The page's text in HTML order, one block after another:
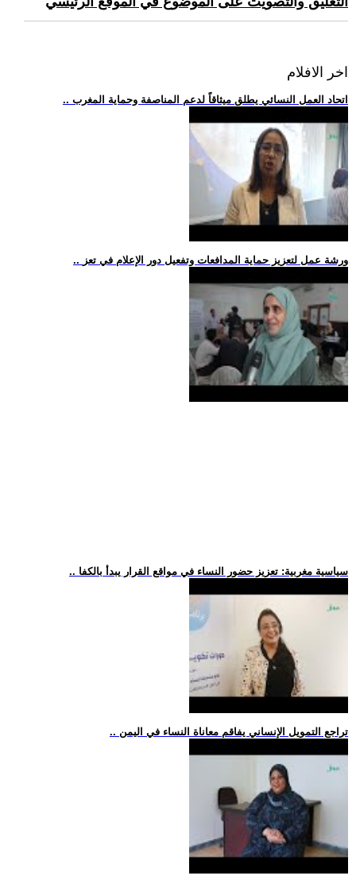
اخر الافلام
.. اتحاد العمل النسائي يطلق ميثاقاً لدعم المناصفة وحماية المغرب
.. ورشة عمل لتعزيز حماية المدافعات وتفعيل دور الإعلام في تعز
.. سياسية مغربية: تعزيز حضور النساء في مواقع القرار يبدأ بالكفا
.. تراجع التمويل الإنساني يفاقم معاناة النساء في اليمن